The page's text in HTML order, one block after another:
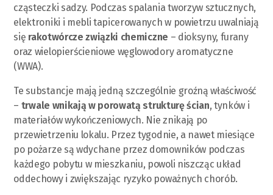
cząsteczki sadzy. Podczas spalania tworzyw sztucznych,
elektroniki i mebli tapicerowanych w powietrzu uwalniają
się rakotwórcze związki chemiczne – dioksyny, furany
oraz wielopierścieniowe węglowodory aromatyczne
(WWA).
Te substancje mają jedną szczególnie groźną właściwość
– trwale wnikają w porowatą strukturę ścian, tynków i
materiałów wykończeniowych. Nie znikają po
przewietrzeniu lokalu. Przez tygodnie, a nawet miesiące
po pożarze są wdychane przez domowników podczas
każdego pobytu w mieszkaniu, powoli niszcząc układ
oddechowy i zwiększając ryzyko poważnych chorób.